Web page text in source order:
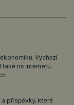
Vychází
také na internetu.
a příspěvky, které